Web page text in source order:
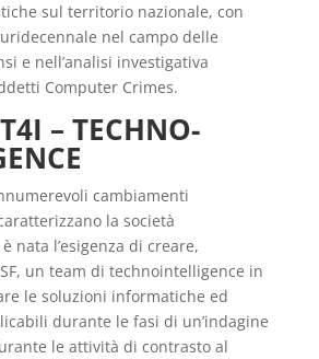
sul territorio nazionale, con
nel campo delle
e nell’analisi investigativa
Computer Crimes.
– TECHNO-
cambiamenti
la società
nata l’esigenza di creare,
un team di technointelligence in
le soluzioni informatiche ed
durante le fasi di un’indagine
le attività di contrasto al